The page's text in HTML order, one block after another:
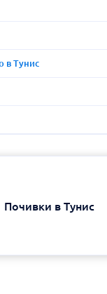
в Тунис
Почивки в Тунис